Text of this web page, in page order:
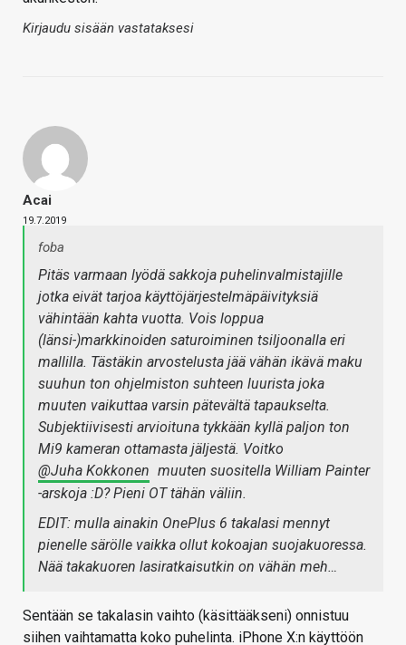
Kirjaudu sisään vastataksesi
Acai
19.7.2019
foba
Pitäs varmaan lyödä sakkoja puhelinvalmistajille
jotka eivät tarjoa käyttöjärjestelmäpäivityksiä
vähintään kahta vuotta. Vois loppua
(länsi-)markkinoiden saturoiminen tsiljoonalla eri
mallilla. Tästäkin arvostelusta jää vähän ikävä maku
suuhun ton ohjelmiston suhteen luurista joka
muuten vaikuttaa varsin pätevältä tapaukselta.
Subjektiivisesti arvioituna tykkään kyllä paljon ton
Mi9 kameran ottamasta jäljestä. Voitko
@Juha Kokkonen muuten suositella William Painter
-arskoja :D? Pieni OT tähän väliin.
EDIT: mulla ainakin OnePlus 6 takalasi mennyt
pienelle särölle vaikka ollut kokoajan suojakuoressa.
Nää takakuoren lasiratkaisutkin on vähän meh…
Sentään se takalasin vaihto (käsittääkseni) onnistuu
siihen vaihtamatta koko puhelinta. iPhone X:n käyttöön